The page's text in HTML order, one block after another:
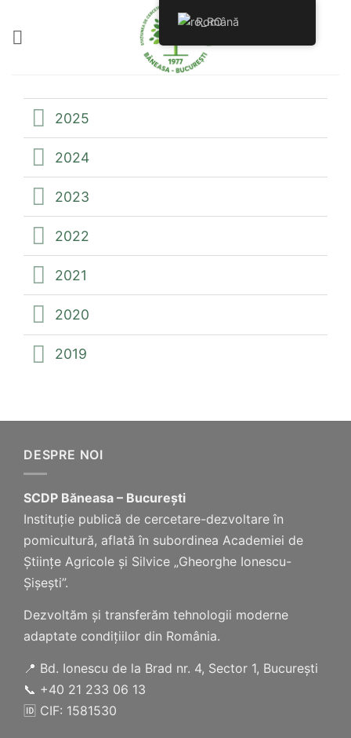
content
2025
2024
2023
2022
2021
2020
2019
DESPRE NOI
SCDP Băneasa – București
Instituție publică de cercetare-dezvoltare în
pomicultură, aflată în subordinea Academiei de
Științe Agricole și Silvice „Gheorghe Ionescu-
Șișești”.
Dezvoltăm și transferăm tehnologii moderne
adaptate condițiilor din România.
📍 Bd. Ionescu de la Brad nr. 4, Sector 1, București
📞 +40 21 233 06 13
🆔 CIF: 1581530
Română